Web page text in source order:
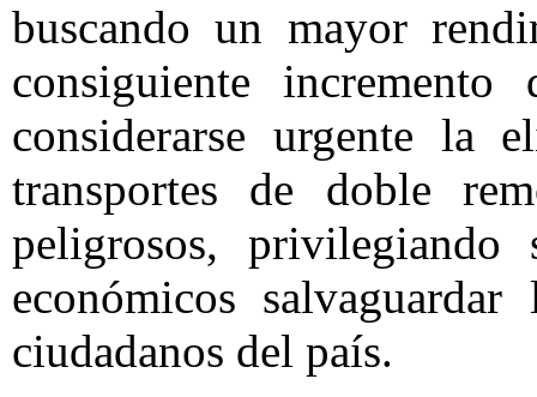
buscando un mayor
consiguiente
considerarse urgente la
transportes de doble
peligrosos,
económicos
ciudadanos del país.